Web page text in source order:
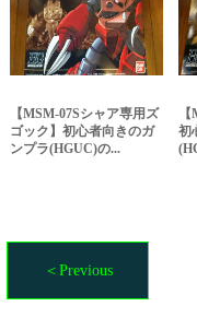
【MSM-07Sシャア専用ズ
ゴック】初心者向きのガ
ンプラ(HGUC)の...
初
＜Previous